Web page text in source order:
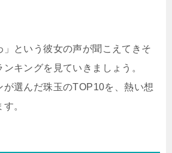
」という彼女の声が聞こえてきそ
キングを見ていきましょう。
が選んだ珠玉のTOP10を、熱い想
。